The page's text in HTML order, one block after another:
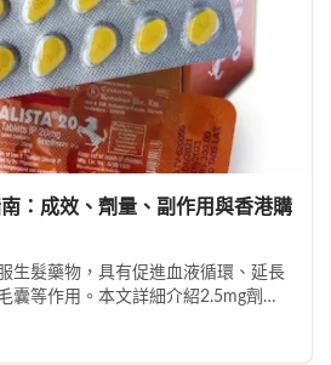
：成效、劑量、副作用與香港購
生髮藥物，具有促進血液循環、延長
囊等作用。本文詳細介紹2.5mg劑量